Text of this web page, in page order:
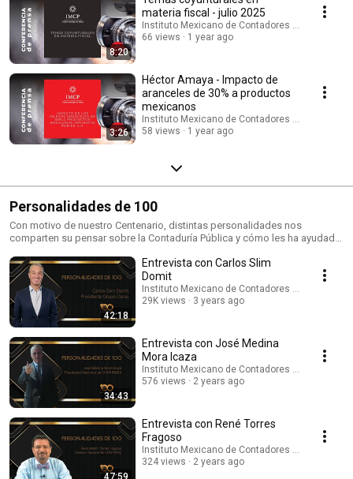
8:20
materia fiscal - julio 2025
Instituto Mexicano de Contadores Públicos
66 views
1 year ago
3:26
Héctor Amaya - Impacto de
aranceles de 30% a productos
mexicanos
Instituto Mexicano de Contadores Públicos
58 views
1 year ago
Personalidades de 100
Con motivo de nuestro Centenario, distintas personalidades nos
comparten su pensar sobre la Contaduría Pública y cómo les ha ayudado
42:18
Entrevista con Carlos Slim
Domit
Instituto Mexicano de Contadores Públicos
29K views
3 years ago
34:43
Entrevista con José Medina
Mora Icaza
Instituto Mexicano de Contadores Públicos
576 views
2 years ago
47:59
Entrevista con René Torres
Fragoso
Instituto Mexicano de Contadores Públicos
324 views
2 years ago